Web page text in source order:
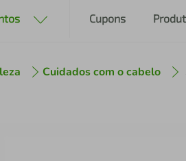
Cupons
Cuidados com o cabelo
cafeteira